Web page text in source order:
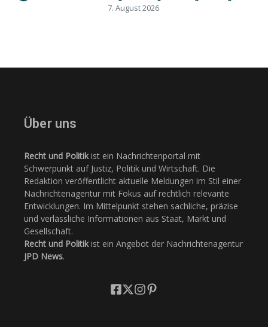
7. August 2026
Über uns
Recht und Politikist ein Nachrichtenportal mit
Schwerpunkt auf Justiz, Politik und Wirtschaft. Die
Redaktion veröffentlicht aktuelle Meldungen im Stil einer
Nachrichtenagentur mit Fokus auf rechtlich relevante
Entwicklungen. Im Mittelpunkt stehen sachliche, präzise
und verlässliche Informationen aus Staat, Markt und
Gesellschaft.
Recht und Politikist ein Angebot der Nachrichtenagentur
JPD News.